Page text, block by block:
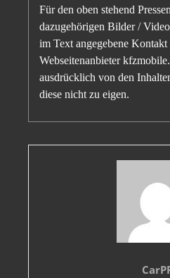
Für den oben stehend
dazugehörigen Bilder /
im Text angegebene
Webseitenanbieter
ausdrücklich von den
diese nicht zu eigen.